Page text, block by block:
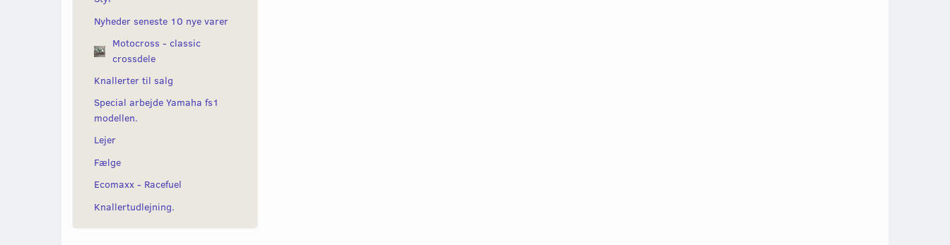
Nyheder seneste 10 nye varer
Motocross - classic
crossdele
Knallerter til salg
Special arbejde Yamaha fs1
modellen.
Lejer
Fælge
Ecomaxx - Racefuel
Knallertudlejning.